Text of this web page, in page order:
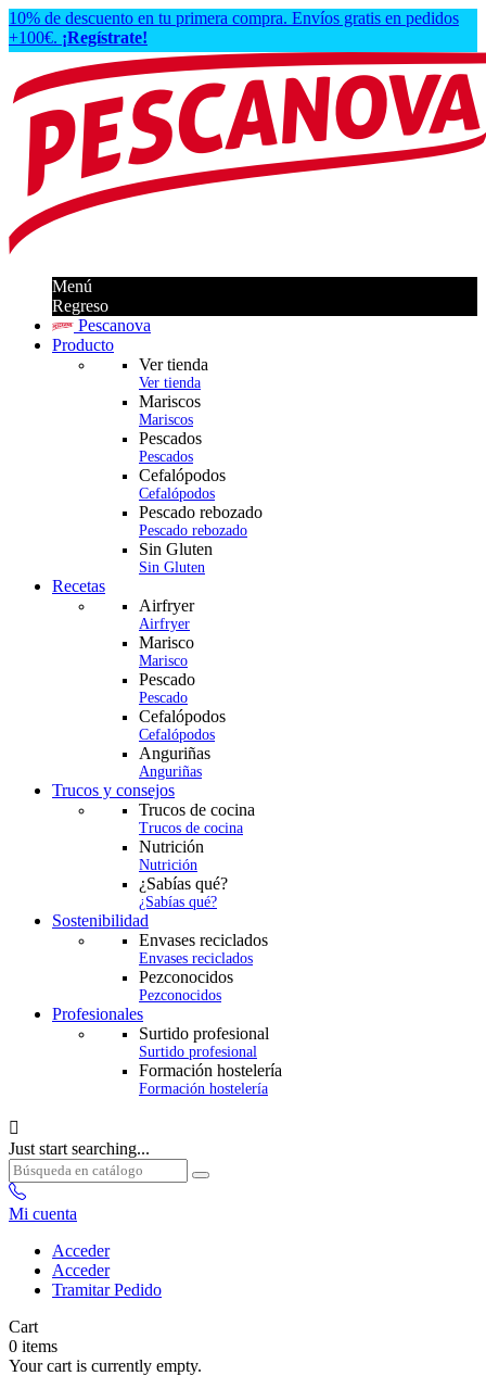
10% de descuento en tu primera compra. Envíos gratis en pedidos
+100€. ¡Regístrate!
Menú
Regreso
Pescanova
Producto
Ver tienda
Ver tienda
Mariscos
Mariscos
Pescados
Pescados
Cefalópodos
Cefalópodos
Pescado rebozado
Pescado rebozado
Sin Gluten
Sin Gluten
Recetas
Airfryer
Airfryer
Marisco
Marisco
Pescado
Pescado
Cefalópodos
Cefalópodos
Anguriñas
Anguriñas
Trucos y consejos
Trucos de cocina
Trucos de cocina
Nutrición
Nutrición
¿Sabías qué?
¿Sabías qué?
Sostenibilidad
Envases reciclados
Envases reciclados
Pezconocidos
Pezconocidos
Profesionales
Surtido profesional
Surtido profesional
Formación hostelería
Formación hostelería

Just start searching...
Mi cuenta
Acceder
Acceder
Tramitar Pedido
Cart
0 items
Your cart is currently empty.